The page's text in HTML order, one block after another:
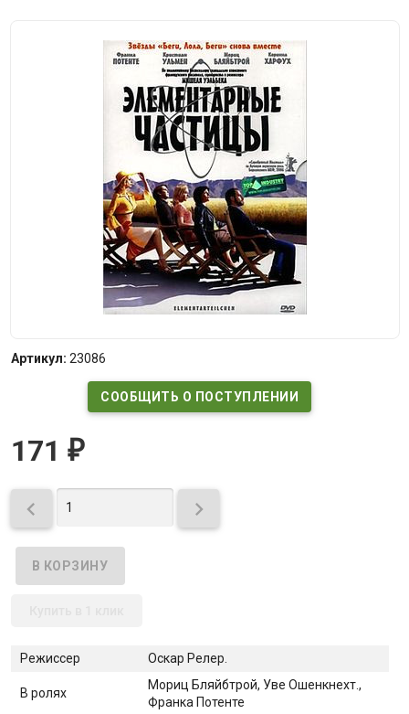
Артикул: 23086
СООБЩИТЬ О ПОСТУПЛЕНИИ
171 ₽
 
Режиссер Оскар Релер.
В ролях
Мориц Бляйбтрой, Уве Ошенкнехт.,
Франка Потенте